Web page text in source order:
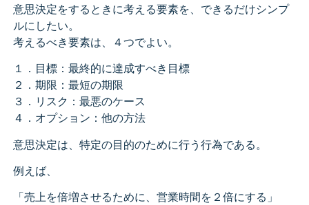
意思決定をするときに考える要素を、できるだけシンプ
ルにしたい。
考えるべき要素は、４つでよい。
１．目標：最終的に達成すべき目標
２．期限：最短の期限
３．リスク：最悪のケース
４．オプション：他の方法
意思決定は、特定の目的のために行う行為である。
例えば、
「売上を倍増させるために、営業時間を２倍にする」